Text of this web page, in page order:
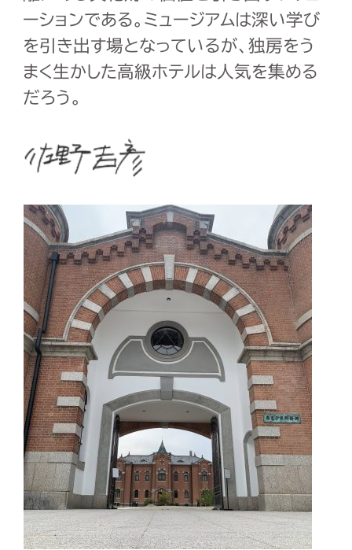
ーションである。ミュージアムは深い学び
を引き出す場となっているが、独房をう
まく生かした高級ホテルは人気を集める
だろう。